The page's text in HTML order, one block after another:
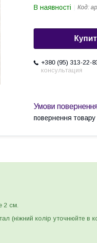
В наявності Код:
+380 (95) 313-22-
консультация
повернення товару
2 см.
(ніжний колір уточнюйте в